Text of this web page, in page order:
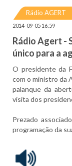
Rádio AGERT
2014-09-05 16:59
Rádio Agert -
único para a
O presidente da
com o ministro da
palanque da
visita dos
Prezado
programação da